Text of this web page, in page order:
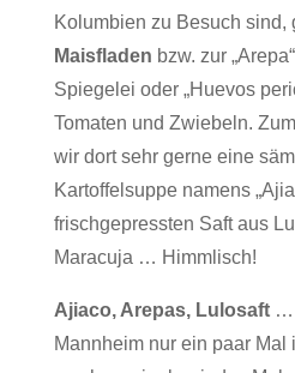
Kolumbien zu Besuch sind,
Maisfladen bzw. zur
Spiegelei oder „Huevos
Tomaten und Zwiebeln.
wir dort sehr gerne eine
Kartoffelsuppe namens
frischgepressten Saft aus
Maracuja … Himmlisch!
Ajiaco, Arepas, Lulosaft…
Mannheim nur ein paar Mal